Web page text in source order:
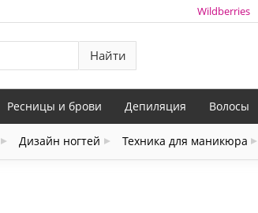
Wildberries
Найти
Дизайн ногтей Техника для маникюра
Ресницы и брови Депиляция Волосы